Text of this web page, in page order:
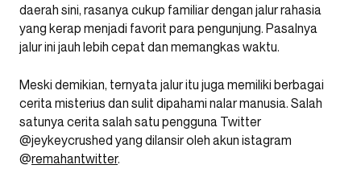
daerah sini, rasanya cukup familiar dengan jalur rahasia
yang kerap menjadi favorit para pengunjung. Pasalnya
jalur ini jauh lebih cepat dan memangkas waktu.
Meski demikian, ternyata jalur itu juga memiliki berbagai
cerita misterius dan sulit dipahami nalar manusia. Salah
satunya cerita salah satu pengguna Twitter
@jeykeycrushed yang dilansir oleh akun istagram
@remahantwitter.